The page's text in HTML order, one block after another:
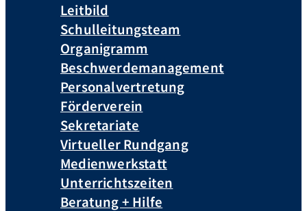
Leitbild
Schulleitungsteam
Organigramm
Beschwerdemanagement
Personalvertretung
Förderverein
Sekretariate
Virtueller Rundgang
Medienwerkstatt
Unterrichtszeiten
Beratung + Hilfe